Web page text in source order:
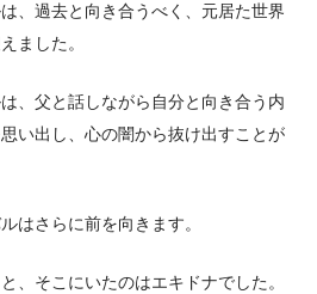
、過去と向き合うべく、元居た世界
ました。
、父と話しながら自分と向き合う内
い出し、心の闇から抜け出すことが
はさらに前を向きます。
、そこにいたのはエキドナでした。